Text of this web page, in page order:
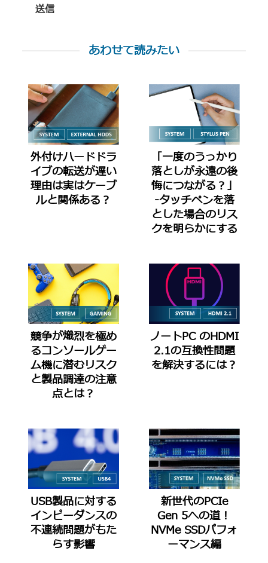
送信
あわせて読みたい
外付けハードドラ
イブの転送が遅い
理由は実はケーブ
ルと関係ある？
「一度のうっかり
落としが永遠の後
悔につながる？」
-タッチペンを落
とした場合のリス
クを明らかにする
競争が熾烈を極め
るコンソールゲー
ム機に潜むリスク
と製品調達の注意
点とは？
ノートPC のHDMI
2.1の互換性問題
を解決するには？
USB製品に対する
インピーダンスの
不連続問題がもた
らす影響
新世代のPCIe
Gen 5への道！
NVMe SSDパフォ
ーマンス編